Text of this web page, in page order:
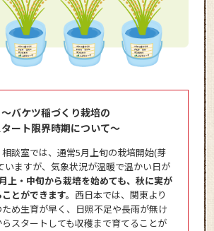
～バケツ稲づくり栽培の
ート限界時期について～
談室では、通常5月上旬の栽培開始(芽
いますが、気象状況が温暖で温かい日が
上・中旬から栽培を始めても、秋に実が
とができます。 西日本では、関東より
め生育が早く、日照不足や長雨が無け
スタートしても収穫まで育てることが